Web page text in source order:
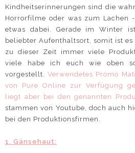
Kindheitserinnerungen sind die
Horrorfilme oder was zum Lachen
etwas dabei. Gerade im Winter
beliebter Aufenthaltsort, somit ist
zu dieser Zeit immer viele
viele habe ich euch wie oben
vorgestellt.Verwendetes Promo
von Pure Online zur Verfügung
liegt aber bei den genannten
stammen von Youtube, doch auch
bei den Produktionsfirmen.
1. Gänsehaut: